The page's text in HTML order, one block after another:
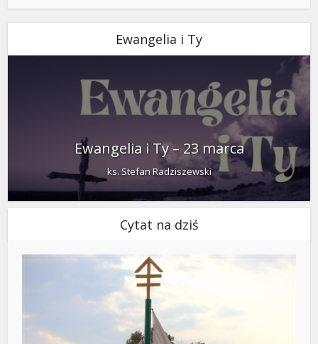
Ewangelia i Ty
Ewangelia i Ty – 23 marca
ks. Stefan Radziszewski
Cytat na dziś